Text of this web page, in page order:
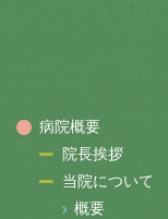
病院概要
院長挨拶
当院について
概要